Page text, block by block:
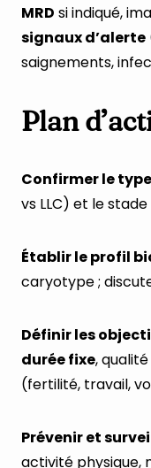
MRD si indiqué,
signaux d’alerte
saignements,
Plan
Confirmer le type
vs LLC) et le
Établir le profil
caryotype ;
Définir les
durée fixe,
(fertilité, travail,
Prévenir et
activité physique,